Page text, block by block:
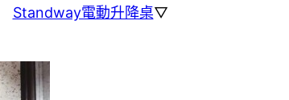
Standway電動升降桌▽